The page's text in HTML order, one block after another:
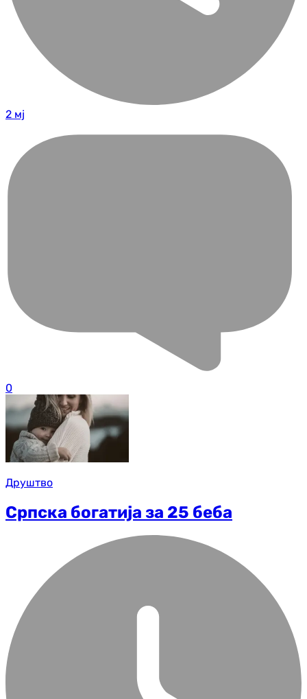
2 мј
0
Друштво
Српска богатија за 25 беба